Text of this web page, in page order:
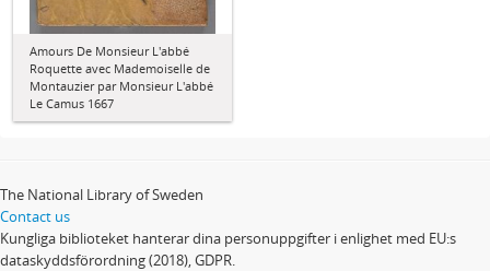
Amours De Monsieur L'abbé
Roquette avec Mademoiselle de
Montauzier par Monsieur L'abbé
Le Camus 1667
The National Library of Sweden
Contact us
Kungliga biblioteket hanterar dina personuppgifter i enlighet med EU:s
dataskyddsförordning (2018), GDPR.